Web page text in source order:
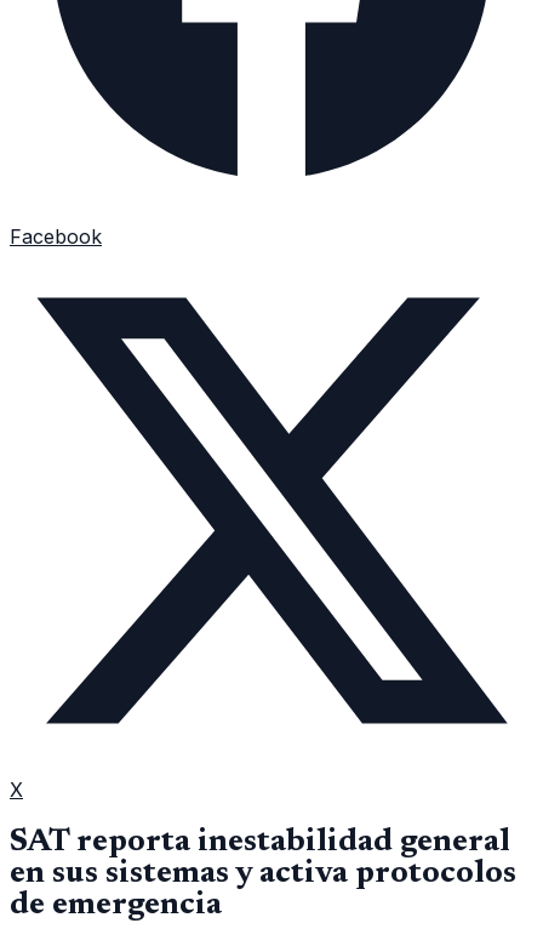
Facebook
X
SAT reporta inestabilidad general
en sus sistemas y activa protocolos
de emergencia